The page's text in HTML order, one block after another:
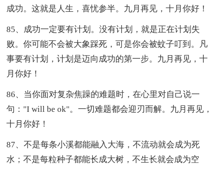
成功。这就是人生，喜忧参半。九月再见，十月你好！
85、成功一定要有计划。没有计划，就是正在计划失
败。你可能不会被大象踩死，可是你会被蚊子叮到。凡
事要有计划，计划是迈向成功的第一步。九月再见，十
月你好！
86、当你面对复杂焦躁的难题时，在心里对自己说一
句："I will be ok"。一切难题都会迎刃而解。九月再见，
十月你好！
87、不是每条小溪都能融入大海，不流动就会成为死
水；不是每粒种子都能长成大树，不生长就会成为空